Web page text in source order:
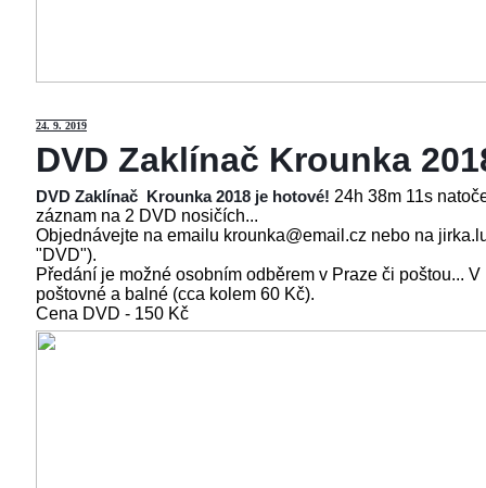
24. 9. 2019
DVD Zaklínač Krounka
DVD Zaklínač Krounka 2018 je hotové! 24h 38m 11s
záznam na 2 DVD nosičích...
Objednávejte na emailu krounka@email.cz nebo na
"DVD").
Předání je možné osobním odběrem v Praze či poštou...
poštovné a balné (cca kolem 60 Kč).
Cena DVD - 150 Kč